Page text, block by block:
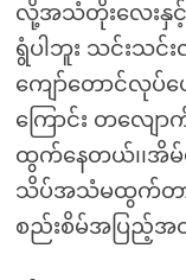
လို့အသံတိုးလေးနှင့်
ရွံပါဘူး သင်းသင်
ကျော်တောင်လုပ်ပ
ကြောင်း တလျ
ထွက်နေတယ်၊၊အိမ်
သိပ်အသံမထွက်တာလ
စည်းစိမ်အပြည့်အ